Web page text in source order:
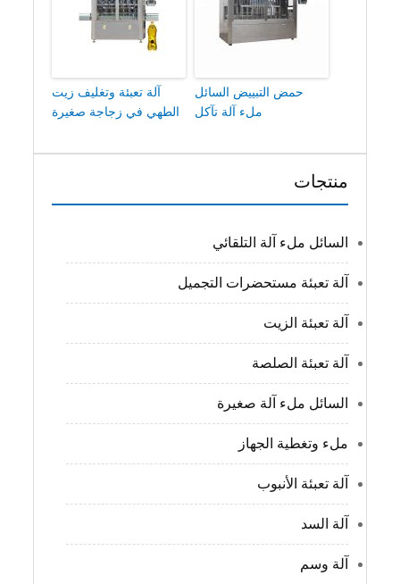
حمض التبييض السائل
ملء آلة تآكل
آلة تعبئة وتغليف زيت
الطهي في زجاجة صغيرة
منتجات
السائل ملء آلة التلقائي
آلة تعبئة مستحضرات التجميل
آلة تعبئة الزيت
آلة تعبئة الصلصة
السائل ملء آلة صغيرة
ملء وتغطية الجهاز
آلة تعبئة الأنبوب
آلة السد
آلة وسم